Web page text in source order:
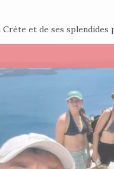
et de ses splendides